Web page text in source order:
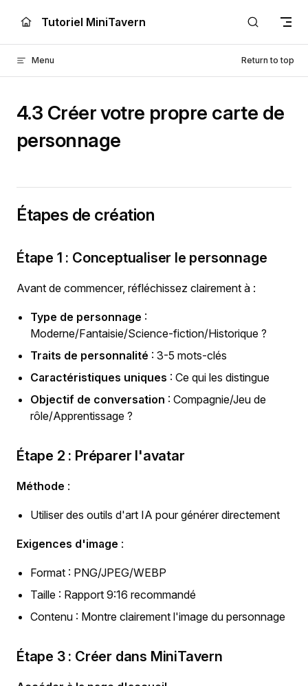
Skip to content
Tutoriel MiniTavern
Menu Return to top
4.3 Créer votre propre carte de
personnage
Étapes de création
Étape 1 : Conceptualiser le personnage
Avant de commencer, réfléchissez clairement à :
Type de personnage :
Moderne/Fantaisie/Science-fiction/Historique ?
Traits de personnalité : 3-5 mots-clés
Caractéristiques uniques : Ce qui les distingue
Objectif de conversation : Compagnie/Jeu de
rôle/Apprentissage ?
Étape 2 : Préparer l'avatar
Méthode :
Utiliser des outils d'art IA pour générer directement
Exigences d'image :
Format : PNG/JPEG/WEBP
Taille : Rapport 9:16 recommandé
Contenu : Montre clairement l'image du personnage
Étape 3 : Créer dans MiniTavern